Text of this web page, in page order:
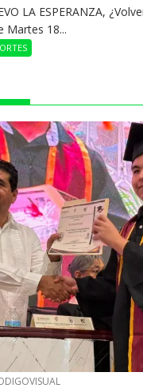
LA ESPERANZA,
Martes 18...